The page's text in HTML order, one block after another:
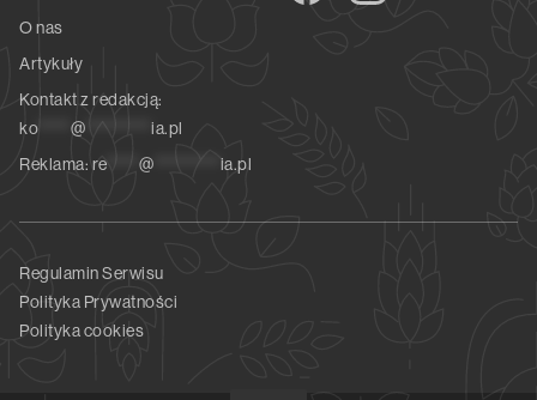
O nas
Artykuły
Kontakt z redakcją:
ko***** @ ********** ia.pl
Reklama: re***** @ ********** ia.pl
Regulamin Serwisu
Polityka Prywatności
Polityka cookies